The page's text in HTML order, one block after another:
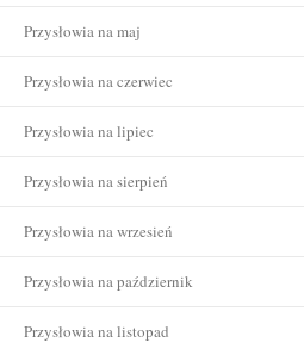
Przysłowia na maj
Przysłowia na czerwiec
Przysłowia na lipiec
Przysłowia na sierpień
Przysłowia na wrzesień
Przysłowia na październik
Przysłowia na listopad